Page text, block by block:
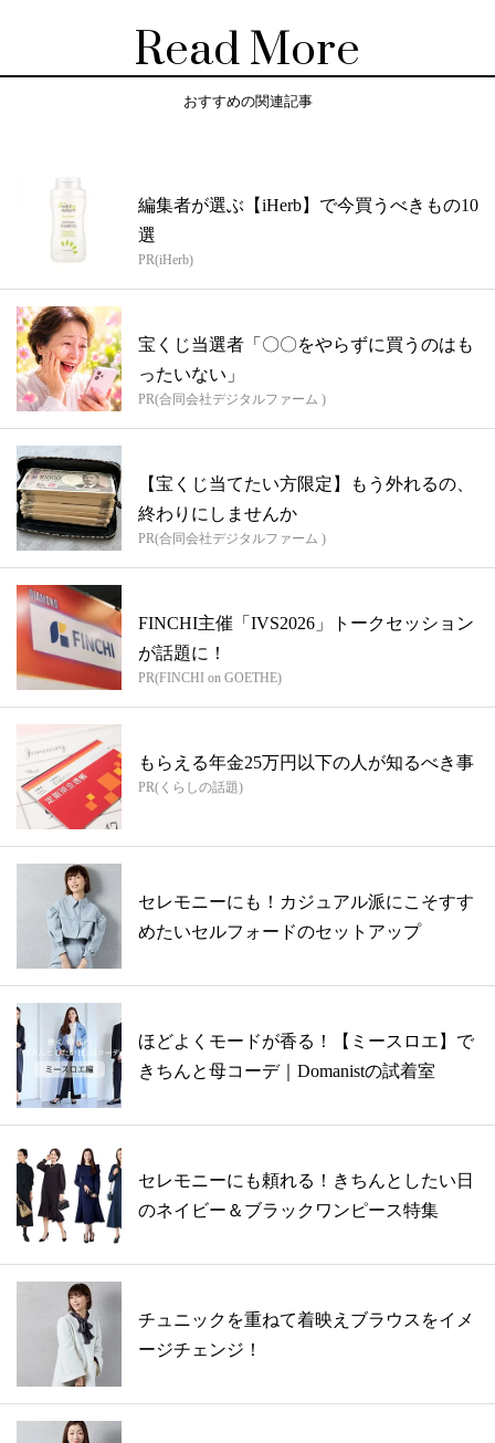
Read More
おすすめの関連記事
編集者が選ぶ【iHerb】で今買うべきもの10
選
PR(iHerb)
宝くじ当選者「〇〇をやらずに買うのはも
ったいない」
PR(合同会社デジタルファーム )
【宝くじ当てたい方限定】もう外れるの、
終わりにしませんか
PR(合同会社デジタルファーム )
FINCHI主催「IVS2026」トークセッション
が話題に！
PR(FINCHI on GOETHE)
もらえる年金25万円以下の人が知るべき事
PR(くらしの話題)
セレモニーにも！カジュアル派にこそすす
めたいセルフォードのセットアップ
ほどよくモードが香る！【ミースロエ】で
きちんと母コーデ｜Domanistの試着室
セレモニーにも頼れる！きちんとしたい日
のネイビー＆ブラックワンピース特集
チュニックを重ねて着映えブラウスをイメ
ージチェンジ！